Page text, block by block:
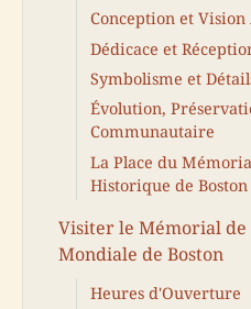
Conception et
Dédicace et
Symbolisme et
Évolution,
Communautaire
La Place du
Historique de Boston
Visiter le Mémorial de
Mondiale de Boston
Heures d'Ouverture